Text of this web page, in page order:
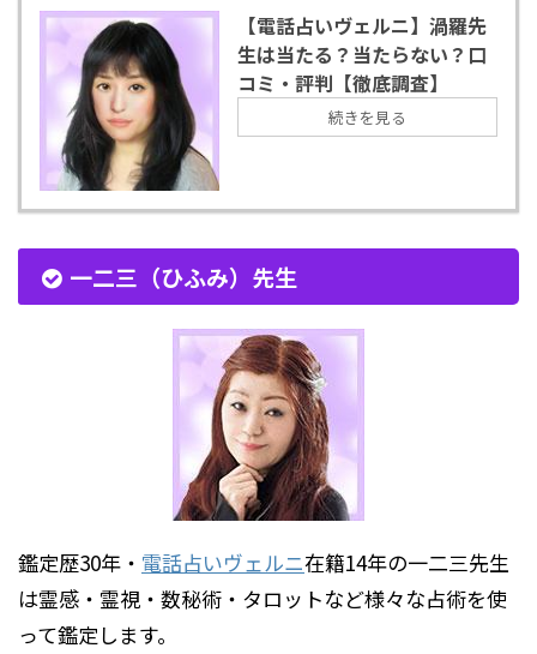
【電話占いヴェルニ】渦羅先
生は当たる？当たらない？口
コミ・評判【徹底調査】
続きを見る
一二三（ひふみ）先生
鑑定歴30年・ 電話占いヴェルニ在籍14年の一二三先生
は霊感・霊視・数秘術・タロットなど様々な占術を使
って鑑定します。